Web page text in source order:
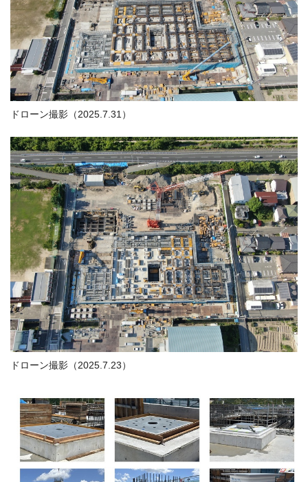
ドローン撮影（2025.7.31）
ドローン撮影（2025.7.23）